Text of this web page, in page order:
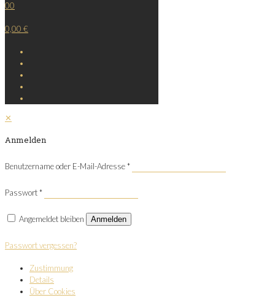
00
0,00 €
✕
Anmelden
Benutzername oder E-Mail-Adresse*
Passwort*
Angemeldet bleiben Anmelden
Passwort vergessen?
Zustimmung
Details
Über Cookies